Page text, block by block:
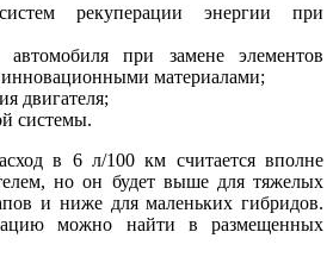
рекуперации энергии при
автомобиля при замене элементов
инновационными материалами;
двигателя;
системы.
в 6 л/100 км считается вполне
но он будет выше для тяжелых
и ниже для маленьких гибридов.
можно найти в размещенных